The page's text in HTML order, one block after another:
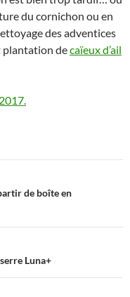
du cornichon ou en
des adventices
plantation decaïeux d’ail
.
de boîte en
Luna+